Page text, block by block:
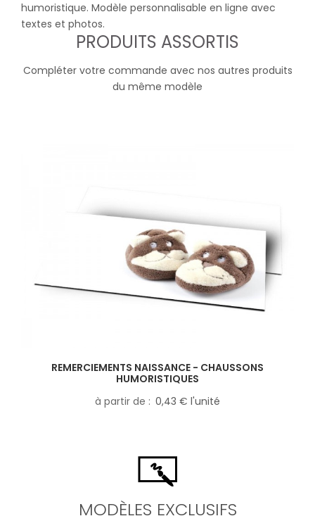
humoristique. Modèle personnalisable en ligne avec
textes et photos.
PRODUITS ASSORTIS
Compléter votre commande avec nos autres produits
du même modèle
REMERCIEMENTS NAISSANCE - CHAUSSONS
HUMORISTIQUES
à partir de
0,43 € l'unité
MODÈLES EXCLUSIFS